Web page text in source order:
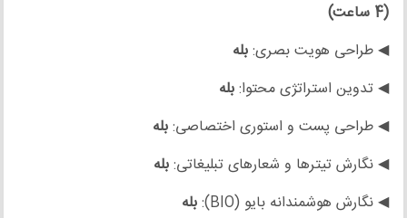
(4 ساعت)
◀ طراحی هویت بصری:بله
◀ تدوین استراتژی محتوا:بله
◀ طراحی پست و استوری اختصاصی:بله
◀ نگارش تیترها و شعارهای تبلیغاتی:بله
◀ نگارش هوشمندانه بایو (BIO):
بله